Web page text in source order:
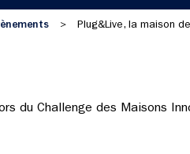
> Plug&Live, la maison
du Challenge des Maisons